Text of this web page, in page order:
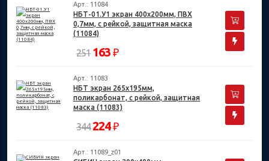
Арт.: 11084
НБТ-01.У1 экран 400х200мм, ПВХ
0,7мм, с рейкой, защитная маска
(11084)
251 163 ₽
Арт.: 11083
НБТ экран 265х195мм,
поликарбонат, с рейкой, защитная
маска (11083)
344 224₽
Арт.: 11089_z01